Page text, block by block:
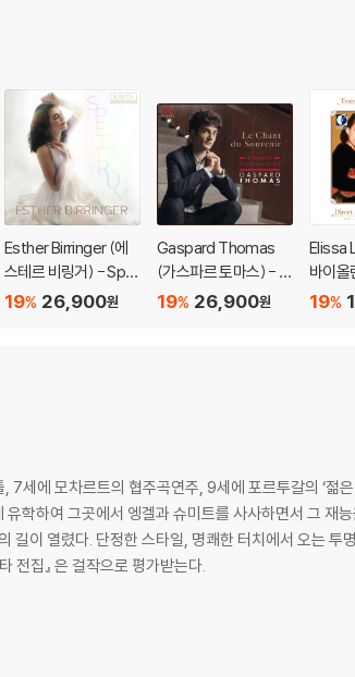
Esther Birringer (에
스테르 비링거) - Spe
ctrum (스펙트럼)
26,900원
19%
Gaspard Thomas
(가스파르 토마스) - L
e Chant Du Souvenir
26,900원
19%
Elissa
바이올
브레이
19%
세에 모차르트의 협주곡연주, 9세에 포르투갈의 ‘젊
학하여 그곳에서 엥겔과 슈미트를 사사하면서 그
길이 열렸다. 단정한 스타일, 명쾌한 터치에서 오는
전집』 은 걸작으로 평가받는다.